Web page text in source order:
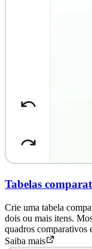
Tabelas
Crie uma tabela
dois ou mais itens.
quadros comparativos
Saiba mais